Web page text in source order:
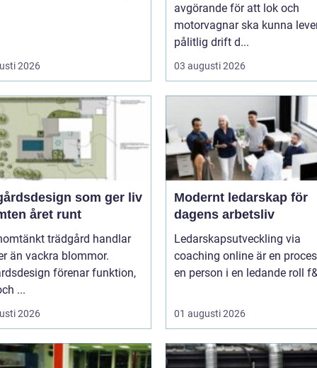
2026
avgörande för att lok och
motorvagnar ska kunna
pålitlig drift d...
03 augusti 2026
som ger liv
året runt
trädgård handlar
än vackra blommor.
förenar funktion,
...
2026
Modernt ledarskap för
dagens arbetsliv
Ledarskapsutveckling via
coaching online är en
en person i en ledande roll
01 augusti 2026